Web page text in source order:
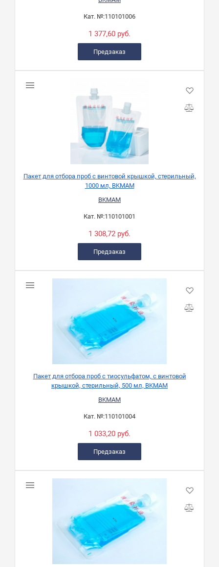
Кат. №:110101006
1 377,60 руб.
Предзаказ
Пакет для отбора проб с винтовой крышкой, стерильный,
1000 мл, BKMAM
BKMAM
Кат. №:110101001
1 308,72 руб.
Предзаказ
Пакет для отбора проб с тиосульфатом, с винтовой
крышкой, стерильный, 500 мл, BKMAM
BKMAM
Кат. №:110101004
1 033,20 руб.
Предзаказ